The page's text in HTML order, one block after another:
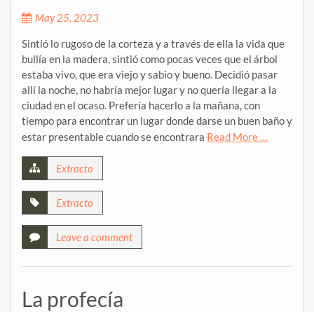
May 25, 2023
Sintió lo rugoso de la corteza y a través de ella la vida que
bullía en la madera, sintió como pocas veces que el árbol
estaba vivo, que era viejo y sabio y bueno. Decidió pasar
allí la noche, no habría mejor lugar y no quería llegar a la
ciudad en el ocaso. Prefería hacerlo a la mañana, con
tiempo para encontrar un lugar donde darse un buen baño y
estar presentable cuando se encontrara Read More …
Extracto
Extracto
Leave a comment
La profecía